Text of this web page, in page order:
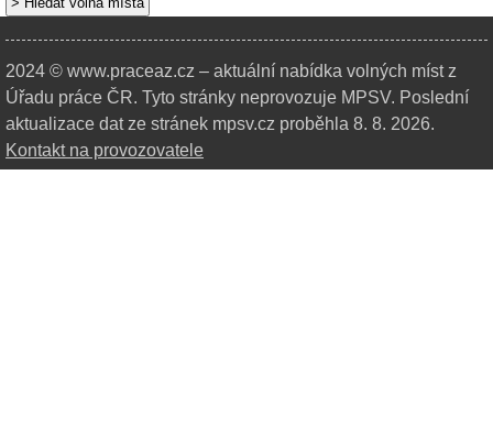
2024 © www.praceaz.cz – aktuální nabídka volných míst z
Úřadu práce ČR. Tyto stránky neprovozuje MPSV. Poslední
aktualizace dat ze stránek mpsv.cz proběhla 8. 8. 2026.
Kontakt na provozovatele